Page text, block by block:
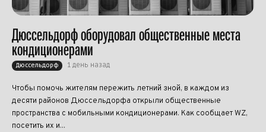
Дюссельдорф оборудовал общественные места
кондиционерами
Дюссельдорф 1 день назад
Чтобы помочь жителям пережить летний зной, в каждом из
десяти районов Дюссельдорфа открыли общественные
пространства с мобильными кондиционерами. Как сообщает WZ,
посетить их и...